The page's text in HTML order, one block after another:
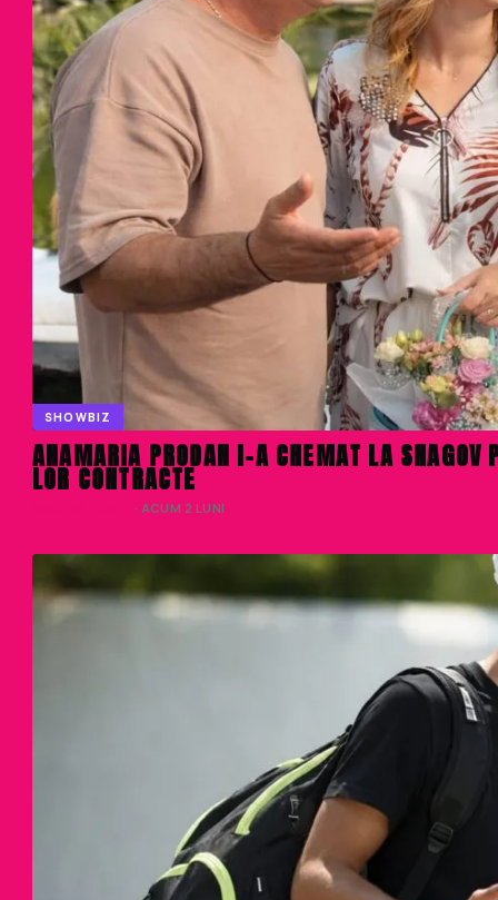
SHOWBIZ
ANAMARIA PRODAN I-A CHEMAT LA SNAGOV
LOR CONTRACTE
· ACUM 2 LUNI